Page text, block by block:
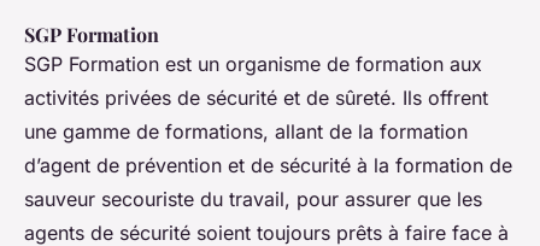
SGP Formation
SGP Formation est un organisme de formation aux
activités privées de sécurité et de sûreté. Ils offrent
une gamme de formations, allant de la formation
d’agent de prévention et de sécurité à la formation de
sauveur secouriste du travail, pour assurer que les
agents de sécurité soient toujours prêts à faire face à